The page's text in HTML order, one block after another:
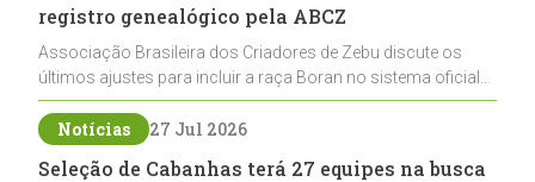
registro genealógico pela ABCZ
Associação Brasileira dos Criadores de Zebu discute os
últimos ajustes para incluir a raça Boran no sistema oficial
de registros, abrindo caminho para sua expansão na
pecuária nacional
Notícias 27 Jul 2026
Seleção de Cabanhas terá 27 equipes na busca